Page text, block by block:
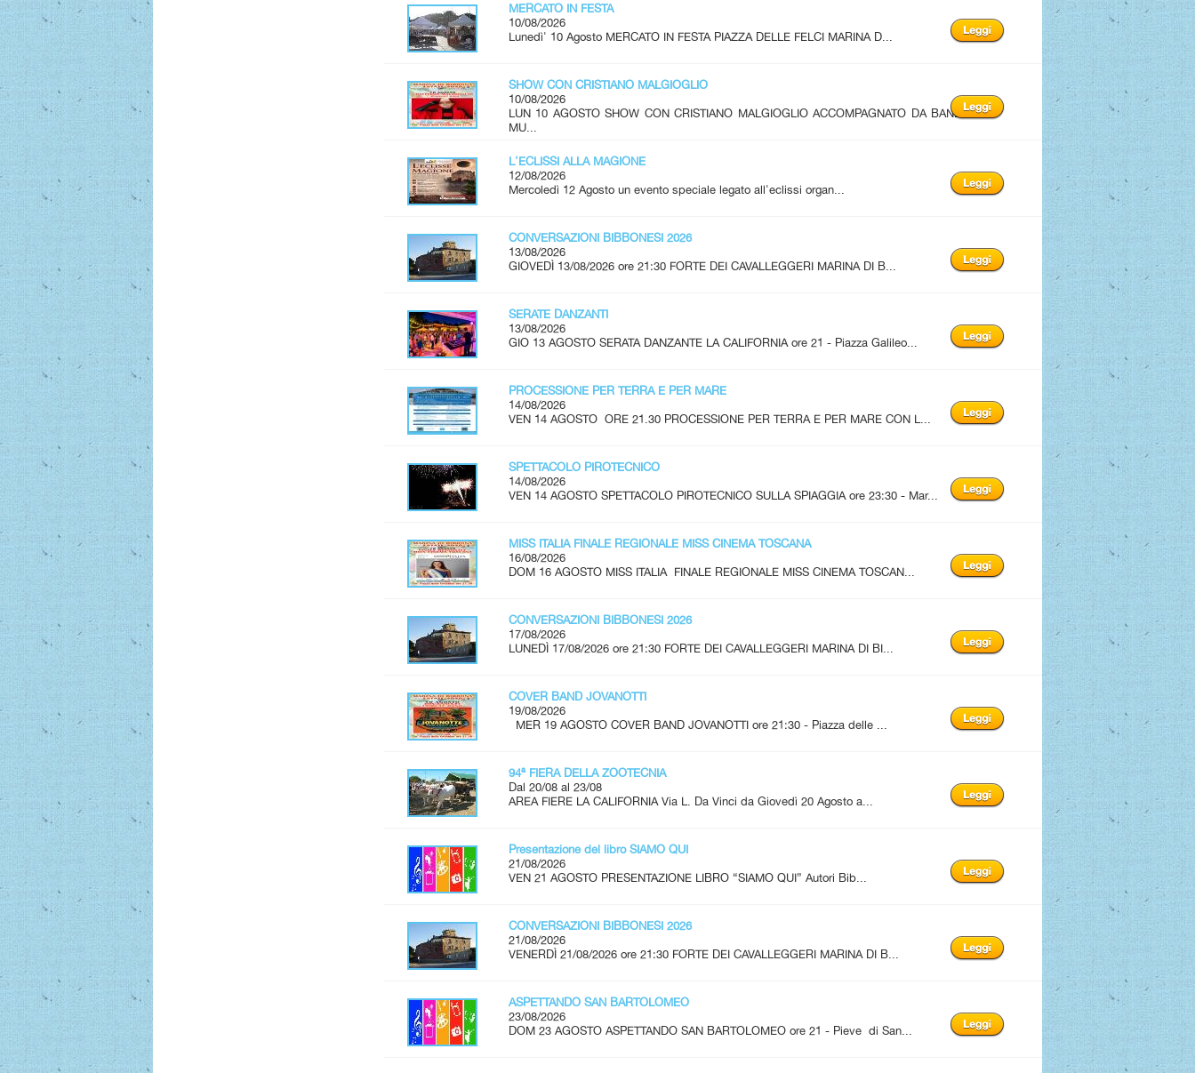
MERCATO IN FESTA
10/08/2026
Lunedì' 10 Agosto MERCATO IN FESTA PIAZZA DELLE FELCI MARINA D...
SHOW CON CRISTIANO MALGIOGLIO
10/08/2026
LUN 10 AGOSTO SHOW CON CRISTIANO MALGIOGLIO ACCOMPAGNATO DA BAND
MU...
L'ECLISSI ALLA MAGIONE
12/08/2026
Mercoledì 12 Agosto un evento speciale legato all'eclissi organ...
CONVERSAZIONI BIBBONESI 2026
13/08/2026
GIOVEDÌ 13/08/2026 ore 21:30 FORTE DEI CAVALLEGGERI MARINA DI B...
SERATE DANZANTI
13/08/2026
GIO 13 AGOSTO SERATA DANZANTE LA CALIFORNIA ore 21 - Piazza Galileo...
PROCESSIONE PER TERRA E PER MARE
14/08/2026
VEN 14 AGOSTO ORE 21.30 PROCESSIONE PER TERRA E PER MARE CON L...
SPETTACOLO PIROTECNICO
14/08/2026
VEN 14 AGOSTO SPETTACOLO PIROTECNICO SULLA SPIAGGIA ore 23:30 - Mar...
MISS ITALIA FINALE REGIONALE MISS CINEMA TOSCANA
16/08/2026
DOM 16 AGOSTO MISS ITALIA FINALE REGIONALE MISS CINEMA TOSCAN...
CONVERSAZIONI BIBBONESI 2026
17/08/2026
LUNEDÌ 17/08/2026 ore 21:30 FORTE DEI CAVALLEGGERI MARINA DI BI...
COVER BAND JOVANOTTI
19/08/2026
MER 19 AGOSTO COVER BAND JOVANOTTI ore 21:30 - Piazza delle ...
94ª FIERA DELLA ZOOTECNIA
Dal 20/08 al 23/08
AREA FIERE LA CALIFORNIA Via L. Da Vinci da Giovedì 20 Agosto a...
Presentazione del libro SIAMO QUI
21/08/2026
VEN 21 AGOSTO PRESENTAZIONE LIBRO “SIAMO QUI” Autori Bib...
CONVERSAZIONI BIBBONESI 2026
21/08/2026
VENERDÌ 21/08/2026 ore 21:30 FORTE DEI CAVALLEGGERI MARINA DI B...
ASPETTANDO SAN BARTOLOMEO
23/08/2026
DOM 23 AGOSTO ASPETTANDO SAN BARTOLOMEO ore 21 - Pieve di San...